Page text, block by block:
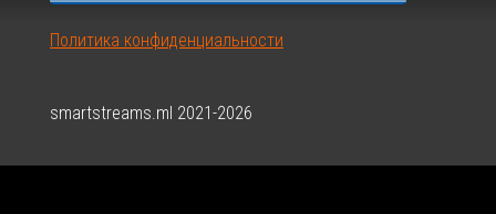
Политика конфиденциальности
smartstreams.ml 2021-2026